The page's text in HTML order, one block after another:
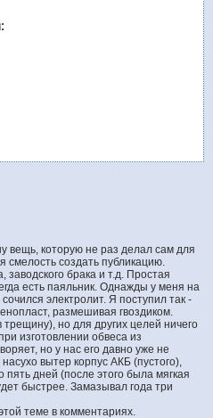
вещь, которую не раз делал сам для
смелость создать публикацию.
брака и т.д. Простая
есть паяльник. Однажды у меня на
электролит. Я поступил так -
размешивая гвоздиком.
но для других целей ничего
изготовлении обвеса из
но у нас его давно уже не
вытер корпус АКБ (пустого),
дней (после этого была мягкая
быстрее. Замазывал года три
теме в комментариях.